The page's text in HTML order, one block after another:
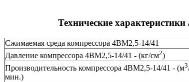
Технические
Сжимаемая среда компрессора 4ВМ2,5-14/41
Давление компрессора 4ВМ2,5-14/41 - (кг/см2)
Производительность компрессора 4ВМ2,5-14/41 - (м3
мин.)